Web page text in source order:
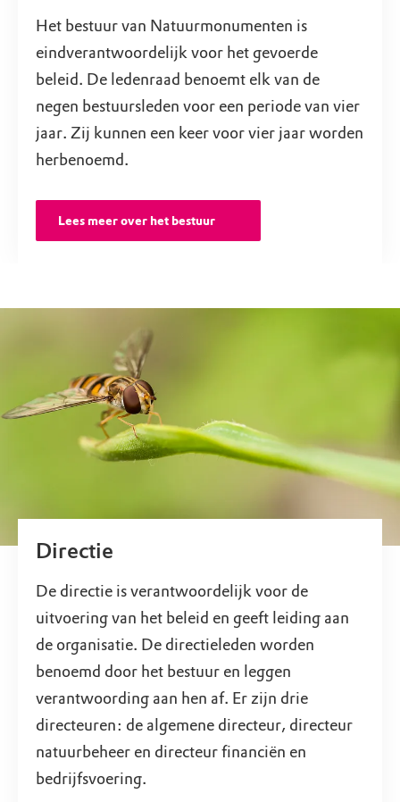
Het bestuur van Natuurmonumenten is
eindverantwoordelijk voor het gevoerde
beleid. De ledenraad benoemt elk van de
negen bestuursleden voor een periode van vier
jaar. Zij kunnen een keer voor vier jaar worden
herbenoemd.
Lees meer over het bestuur
Directie
De directie is verantwoordelijk voor de
uitvoering van het beleid en geeft leiding aan
de organisatie. De directieleden worden
benoemd door het bestuur en leggen
verantwoording aan hen af. Er zijn drie
directeuren: de algemene directeur, directeur
natuurbeheer en directeur financiën en
bedrijfsvoering.